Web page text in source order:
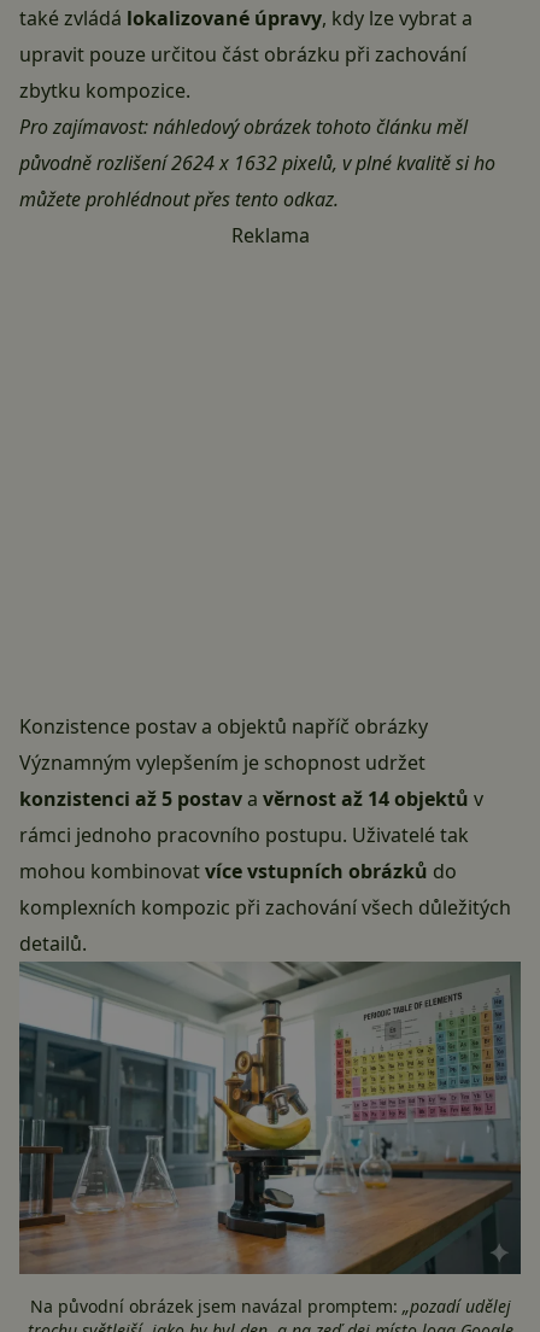
také zvládá lokalizované úpravy, kdy lze vybrat a
upravit pouze určitou část obrázku při zachování
zbytku kompozice.
Pro zajímavost: náhledový obrázek tohoto článku měl
původně rozlišení 2624 x 1632 pixelů, v plné kvalitě si ho
můžete prohlédnout přes tento odkaz.
Reklama
Konzistence postav a objektů napříč obrázky
Významným vylepšením je schopnost udržet
konzistenci až 5 postava věrnost až 14 objektů v
rámci jednoho pracovního postupu. Uživatelé tak
mohou kombinovatvíce vstupních obrázků do
komplexních kompozic při zachování všech důležitých
detailů.
Na původní obrázek jsem navázal promptem: „pozadí udělej